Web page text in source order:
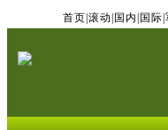
首页 滚动 国内 国际